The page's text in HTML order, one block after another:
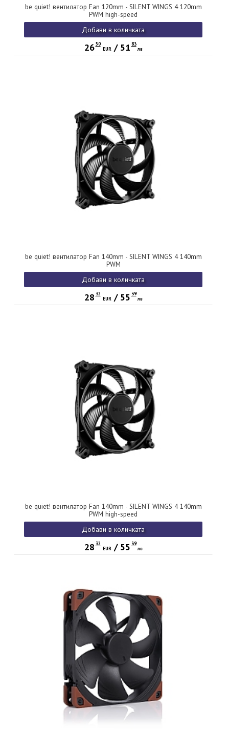
be quiet! вентилатор Fan 120mm - SILENT WINGS 4 120mm
PWM high-speed
Добави в количката
26 50
EUR/ 51 83
лв
be quiet! вентилатор Fan 140mm - SILENT WINGS 4 140mm
PWM
Добави в количката
28 32
EUR/ 55 39
лв
be quiet! вентилатор Fan 140mm - SILENT WINGS 4 140mm
PWM high-speed
Добави в количката
28 32
EUR/ 55 39
лв